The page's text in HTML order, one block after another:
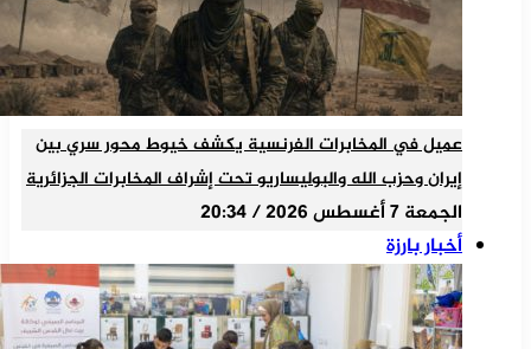
عميل في المخابرات الفرنسية يكشف خيوط محور سري بين
إيران وحزب الله والبوليساريو تحت إشراف المخابرات الجزائرية
الجمعة 7 أغسطس 2026 / 20:34
أخبار بارزة